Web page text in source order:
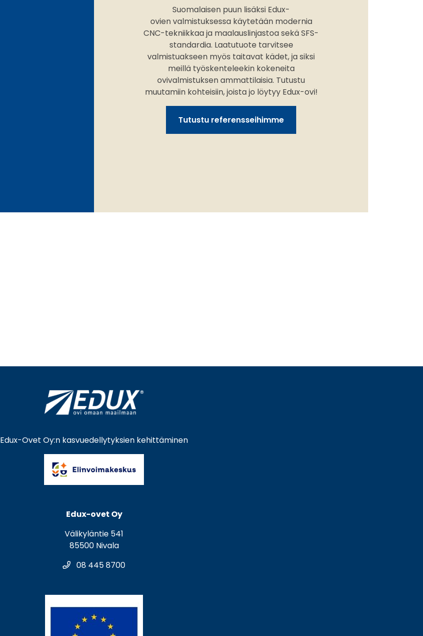
Suomalaisen puun lisäksi Edux-
ovien valmistuksessa käytetään modernia
CNC-tekniikkaa ja maalauslinjastoa sekä SFS-
standardia. Laatutuote tarvitsee
valmistuakseen myös taitavat kädet, ja siksi
meillä työskenteleekin kokeneita
ovivalmistuksen ammattilaisia. Tutustu
muutamiin kohteisiin, joista jo löytyy Edux-ovi!
Tutustu referensseihimme
Edux-Ovet Oy:n kasvuedellytyksien kehittäminen
Edux-ovet Oy
Välikyläntie 541
85500 Nivala
08 445 8700